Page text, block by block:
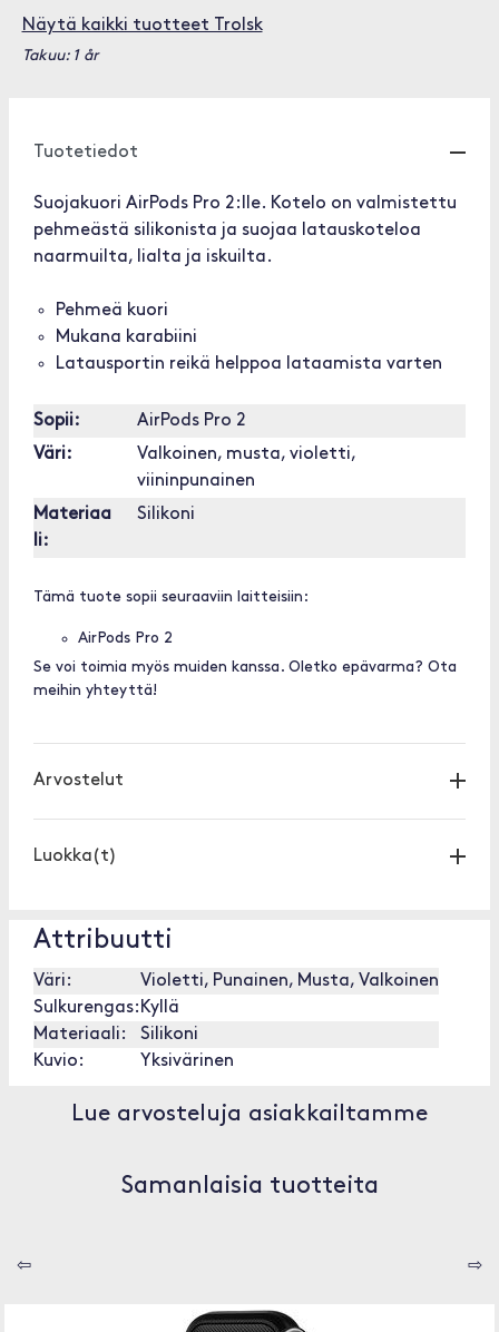
Näytä kaikki tuotteet Trolsk
Takuu: 1 år
Tuotetiedot
Suojakuori AirPods Pro 2:lle. Kotelo on valmistettu
pehmeästä silikonista ja suojaa latauskoteloa
naarmuilta, lialta ja iskuilta.
Pehmeä kuori
Mukana karabiini
Latausportin reikä helppoa lataamista varten
Sopii:
AirPods Pro 2
Väri:
Valkoinen, musta, violetti,
viininpunainen
Materiaa
li:
Silikoni
Tämä tuote sopii seuraaviin laitteisiin:
AirPods Pro 2
Se voi toimia myös muiden kanssa. Oletko epävarma? Ota
meihin yhteyttä!
Arvostelut
Luokka(t)
Attribuutti
Väri:
Violetti, Punainen, Musta, Valkoinen
Sulkurengas: Kyllä
Materiaali:
Silikoni
Kuvio:
Yksivärinen
Lue arvosteluja asiakkailtamme
Samanlaisia tuotteita
⇦ ⇨